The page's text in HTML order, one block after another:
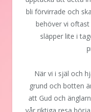
bli förvirrade och
behöver vi oftast
släpper lite i
När vi i själ och
grund och botten
att Gud och
vår riktiga resa